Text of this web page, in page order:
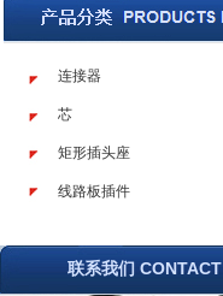
连接器
芯
矩形插头座
线路板插件
联系我们 CONTACT